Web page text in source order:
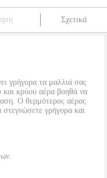
Σχετικά
γρήγορα τα μαλλιά σας
και κρύου αέρα βοηθά να
Ο θερμότερος αέρας
στεγνώσετε γρήγορα και